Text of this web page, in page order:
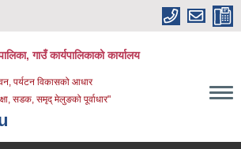
गाउँ कार्यपालिकाको कार्यालय
पर्यटन विकासको आधार
सडक, समृद् मेलुङको पूर्वाधार"